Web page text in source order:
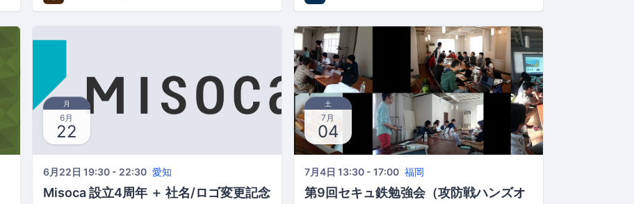
月
6月
22
6月22日 19:30 - 22:30 愛知
Misoca 設立4周年 ＋ 社名/ロゴ変更記念
土
7月
04
7月4日 13:30 - 17:00 福岡
第9回セキュ鉄勉強会（攻防戦ハンズオ